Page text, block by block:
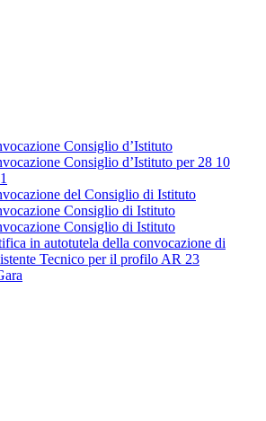
Consiglio d’Istituto
Consiglio d’Istituto per 28 10
del Consiglio di Istituto
Consiglio di Istituto
Consiglio di Istituto
in autotutela della convocazione di
Tecnico per il profilo AR 23